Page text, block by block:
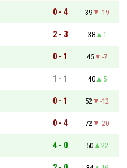
0 - 4 39
-19
2 - 3 38
1
0 - 1 45
-7
1 - 1 40
5
0 - 1 52
-12
0 - 4 72
-20
4 - 0 50
22